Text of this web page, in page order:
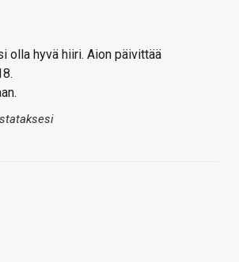
olla hyvä hiiri. Aion päivittää